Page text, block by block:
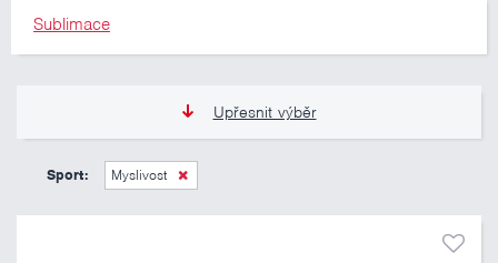
Sublimace
Upřesnit výběr
13 Kč
Sport: Myslivost